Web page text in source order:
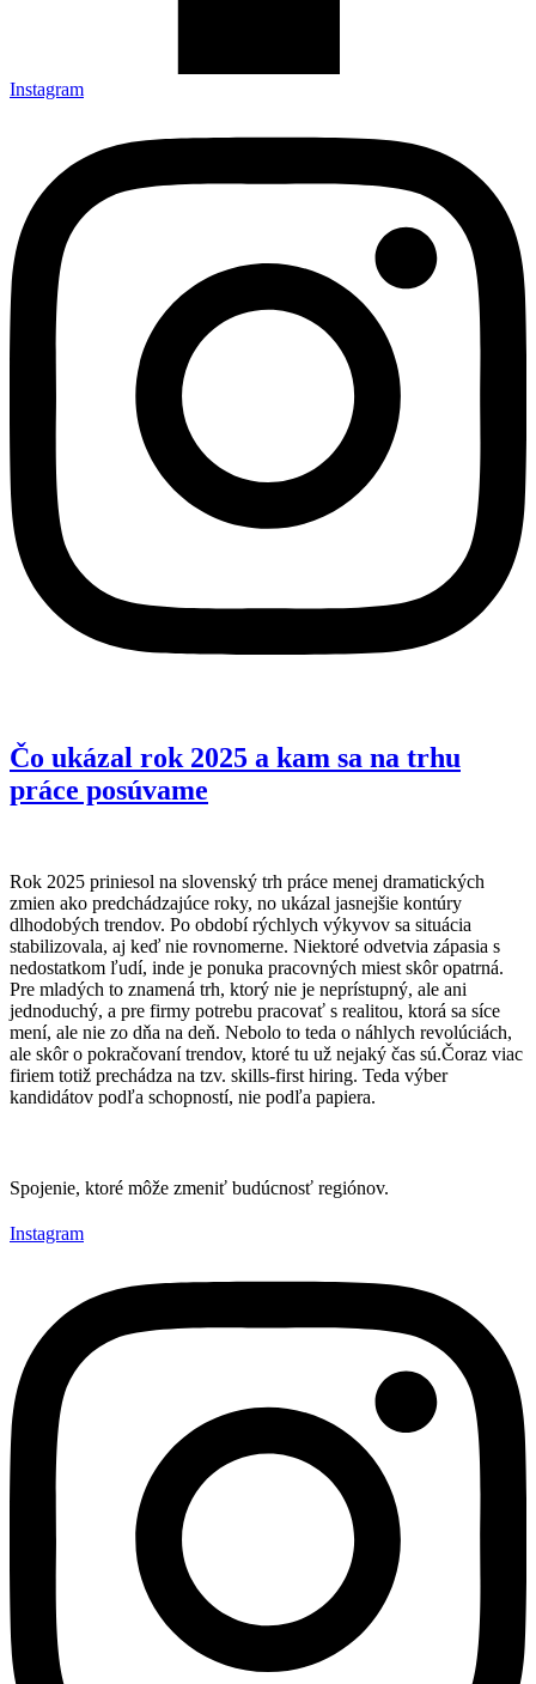
Instagram
Čo ukázal rok 2025 a kam sa na trhu
práce posúvame
Rok 2025 priniesol na slovenský trh práce menej dramatických
zmien ako predchádzajúce roky, no ukázal jasnejšie kontúry
dlhodobých trendov. Po období rýchlych výkyvov sa situácia
stabilizovala, aj keď nie rovnomerne. Niektoré odvetvia zápasia s
nedostatkom ľudí, inde je ponuka pracovných miest skôr opatrná.
Pre mladých to znamená trh, ktorý nie je neprístupný, ale ani
jednoduchý, a pre firmy potrebu pracovať s realitou, ktorá sa síce
mení, ale nie zo dňa na deň. Nebolo to teda o náhlych revolúciách,
ale skôr o pokračovaní trendov, ktoré tu už nejaký čas sú.Čoraz viac
firiem totiž prechádza na tzv. skills-first hiring. Teda výber
kandidátov podľa schopností, nie podľa papiera.
Spojenie, ktoré môže zmeniť budúcnosť regiónov.
Instagram